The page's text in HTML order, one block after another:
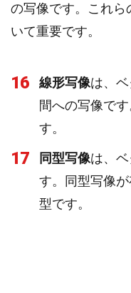
の写像です。これら
いて重要です。
16 線形写像は、
間への写像で
す。
17 同型写像は、
す。同型写像
型です。